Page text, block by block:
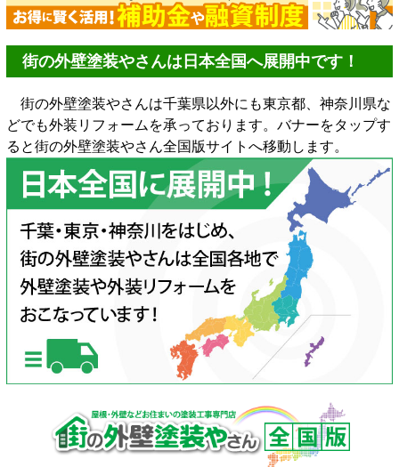
街の外壁塗装やさんは日本全国へ展開中です！
街の外壁塗装やさんは千葉県以外にも東京都、神奈川県な
どでも外装リフォームを承っております。バナーをタップす
ると街の外壁塗装やさん全国版サイトへ移動します。